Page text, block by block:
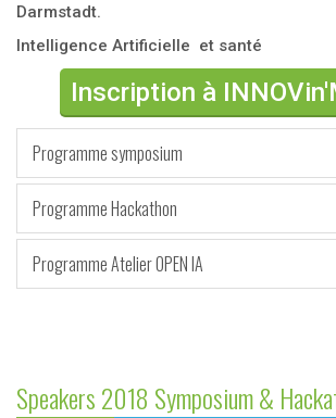
Darmstadt.
Intelligence Artificielle et santé
Inscription à
Programme symposium
Programme Hackathon
Programme Atelier OPEN IA
Speakers 2018 Symposium &